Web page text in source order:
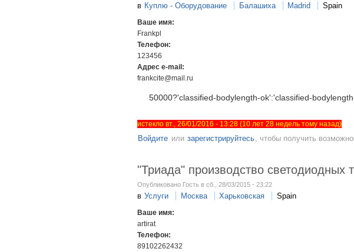
в Куплю - Оборудование Балашиха Madrid Spain
Ваше имя:
Frankpl
Телефон:
123456
Адрес e-mail:
frankcite@mail.ru
50000?'classified-bodylength-ok':'classified-
истекло вт., 26/01/2016 - 13:28 (10 лет 28 недель тому назад)
Войдите или зарегистрируйтесь, чтобы получить
"Триада" производство светодиодных
Опубликовано Гость в сб., 28/03/2015 - 23:22
в Услуги Москва Харьковская Spain
Ваше имя:
artirat
Телефон:
89102262432